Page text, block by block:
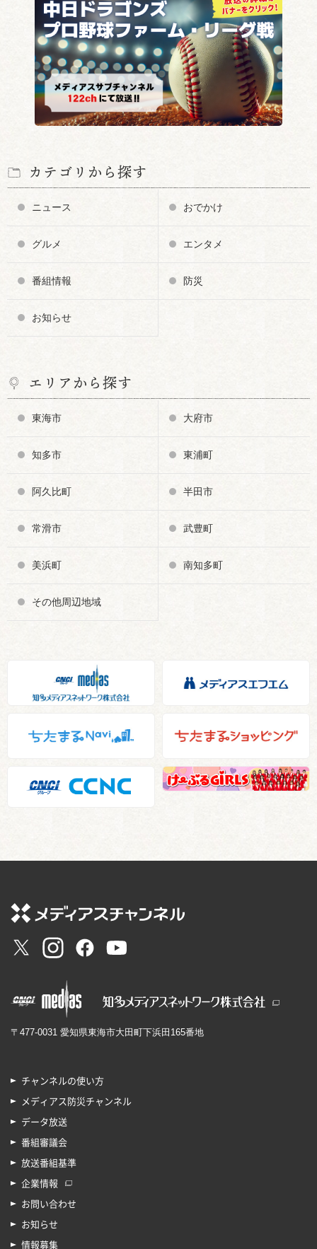
カテゴリから探す
ニュース おでかけ
グルメ エンタメ
番組情報 防災
お知らせ
エリアから探す
東海市 大府市
知多市 東浦町
阿久比町 半田市
常滑市 武豊町
美浜町 南知多町
その他周辺地域
〒477-0031 愛知県東海市大田町下浜田165番地
チャンネルの使い方
メディアス防災チャンネル
データ放送
番組審議会
放送番組基準
企業情報
お問い合わせ
お知らせ
情報募集